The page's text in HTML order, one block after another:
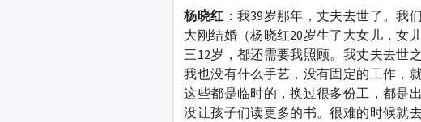
杨晓红 ：我39岁那年，丈夫去世了。
大刚结婚（杨晓红20岁生了大女儿，女
三12岁，都还需要我照顾。我丈夫去世
我也没有什么手艺，没有固定的工作，
这些都是临时的，换过很多份工，都是
没让孩子们读更多的书。很难的时候就